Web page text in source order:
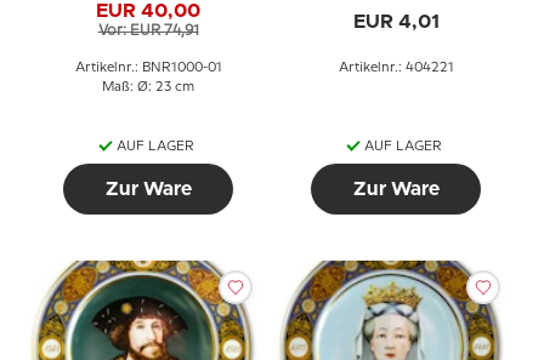
EUR 40,00
Vor: EUR 74,91
Artikelnr.: BNR1000-01
Maß: Ø: 23 cm
AUF LAGER
Zur Ware
EUR 4,01
Artikelnr.: 404221
AUF LAGER
Zur Ware